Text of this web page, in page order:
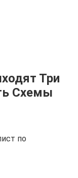
Три
Схемы
по